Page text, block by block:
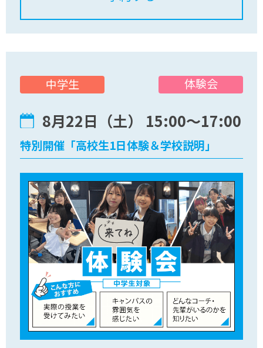
体験会
8月22日（土） 15:00〜17:00
中学生
特別開催「高校生1日体験＆学校説明」